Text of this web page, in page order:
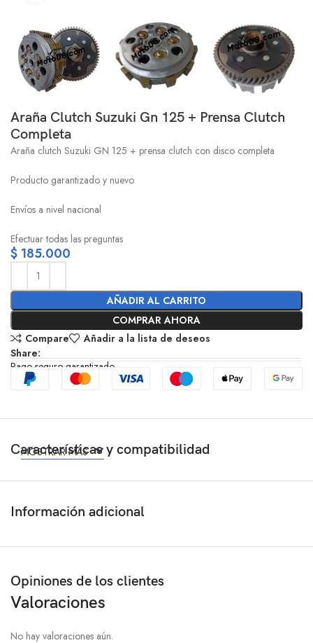
Araña Clutch Suzuki Gn 125 + Prensa Clutch
Completa
Araña clutch Suzuki GN 125 + prensa clutch con disco completa
Producto garantizado y nuevo
Envíos a nivel nacional
Efectuar todas las preguntas
$ 185.000
AÑADIR AL CARRITO
COMPRAR AHORA
Compare
Añadir a la lista de deseos
Share:
Pago seguro garantizado
Características y compatibilidad
MOSTRAR MÁS
Información adicional
Opiniones de los clientes
Valoraciones
No hay valoraciones aún.